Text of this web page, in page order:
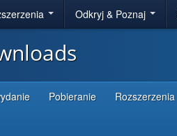
Odkryj & Poznaj
Pobieranie Rozszerzenia